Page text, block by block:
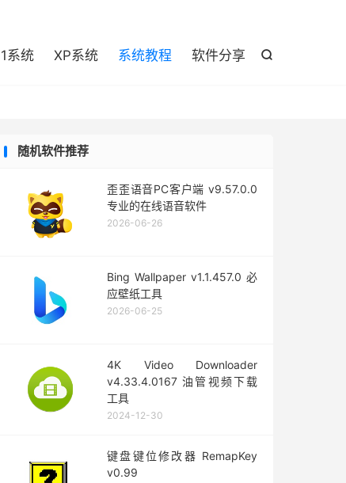

系统 XP系统 系统教程 软件分享
随机软件推荐
歪歪语音PC客户端 v9.57.0.0
专业的在线语音软件
2026-06-26
Bing Wallpaper v1.1.457.0 必
应壁纸工具
2026-06-25
4K Video Downloader
v4.33.4.0167 油管视频下载
工具
2024-12-30
键盘键位修改器 RemapKey
v0.99